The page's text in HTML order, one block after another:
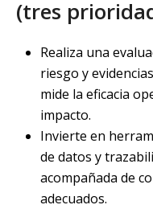
(tres
Realiza una
riesgo y
mide la eficacia
impacto.
Invierte en
de datos y
acompañada de
adecuados.